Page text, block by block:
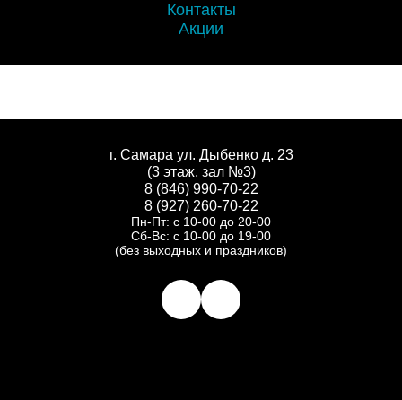
Контакты
Акции
г. Самара ул. Дыбенко д. 23
(3 этаж, зал №3)
8 (846) 990-70-22
8 (927) 260-70-22
Пн-Пт: с 10-00 до 20-00
Сб-Вс: с 10-00 до 19-00
(без выходных и праздников)